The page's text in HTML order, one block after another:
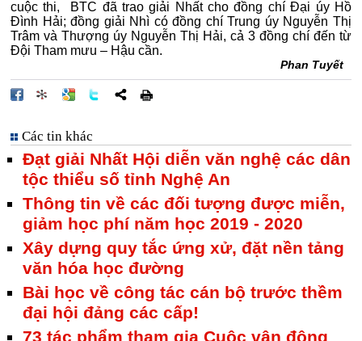
cuộc thi, BTC đã trao giải Nhất cho đồng chí Đại úy Hồ
Đình Hải; đồng giải Nhì có đồng chí Trung úy Nguyễn Thị
Trâm và Thượng úy Nguyễn Thị Hải, cả 3 đồng chí đến từ
Đội Tham mưu – Hậu cần.
Phan Tuyết
Các tin khác
Đạt giải Nhất Hội diễn văn nghệ các dân
tộc thiểu số tỉnh Nghệ An
Thông tin về các đối tượng được miễn,
giảm học phí năm học 2019 - 2020
Xây dựng quy tắc ứng xử, đặt nền tảng
văn hóa học đường
Bài học về công tác cán bộ trước thềm
đại hội đảng các cấp!
73 tác phẩm tham gia Cuộc vận động